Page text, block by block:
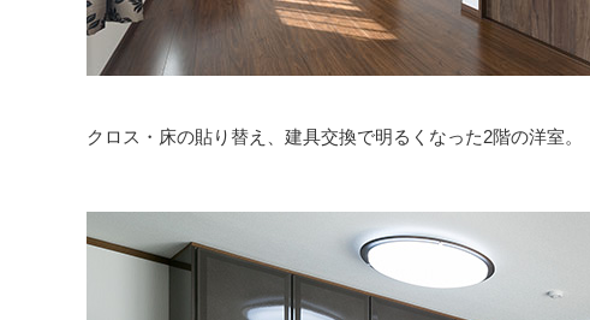
クロス・床の貼り替え、建具交換で明るくなった2階の洋室。